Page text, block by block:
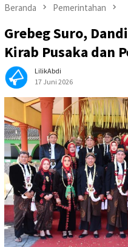
Beranda Pemerintahan
Grebeg Suro,
Kirab Pusaka dan
LilikAbdi
17 Juni 2026